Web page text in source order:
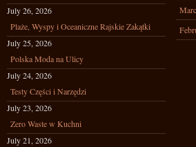
July 26, 2026
Plaże, Wyspy i Oceaniczne Rajskie Zakątki
July 25, 2026
Polska Moda na Ulicy
July 24, 2026
Testy Części i Narzędzi
July 23, 2026
Zero Waste w Kuchni
July 21, 2026